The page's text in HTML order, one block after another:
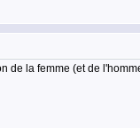
de la femme (et de